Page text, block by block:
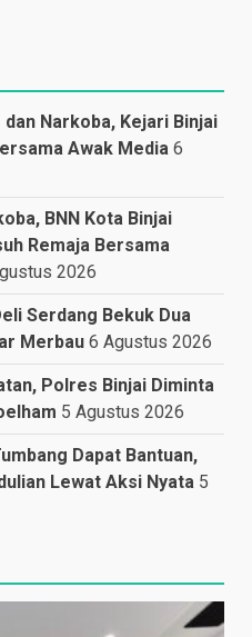
Narkoba, Kejari Binjai
Awak Media 6
BNN Kota Binjai
Remaja Bersama
2026
Serdang Bekuk Dua
Merbau 6 Agustus 2026
Polres Binjai Diminta
5 Agustus 2026
Dapat Bantuan,
Lewat Aksi Nyata 5